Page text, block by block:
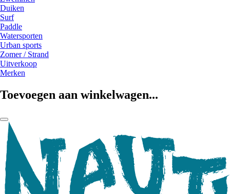
Duiken
Surf
Paddle
Watersporten
Urban sports
Zomer / Strand
Uitverkoop
Merken
Toevoegen aan winkelwagen...